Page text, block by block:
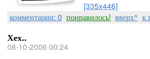
[335x446]
комментарии: 0 понравилось! вверх^ к
Хех..
08-10-2006 00:24